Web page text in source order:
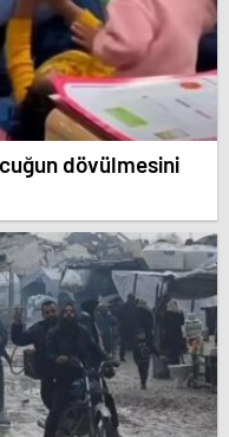
dövülmesini